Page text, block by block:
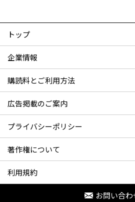
トップ
企業情報
購読料とご利用方法
広告掲載のご案内
プライバシーポリシー
著作権について
利用規約
お問い合わ